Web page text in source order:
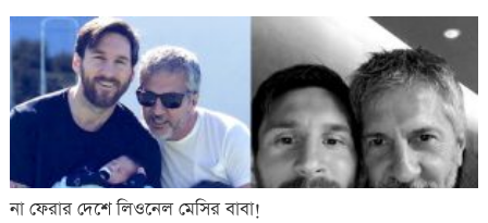
না ফেরার দেশে লিওনেল মেসির বাবা!